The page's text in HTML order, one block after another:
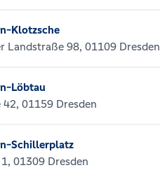
Klotzsche
Landstraße 98, 01109 Dresden
Löbtau
01159 Dresden
Schillerplatz
01309 Dresden